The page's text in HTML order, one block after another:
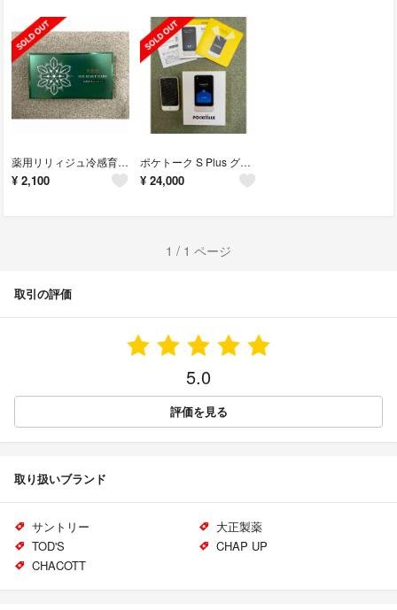
薬用リリィジュ冷感育毛エッセンス8包☆新品
¥ 2,100
ポケトーク S Plus グローバル通信25年1月18日まで
¥ 24,000
1 / 1 ページ
取引の評価
5.0
評価を見る
取り扱いブランド
サントリー
大正製薬
TOD'S
CHAP UP
CHACOTT